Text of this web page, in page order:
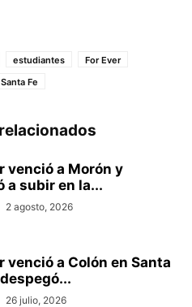
estudiantes
For Ever
Santa Fe
venció a Morón y
a subir en la...
2 agosto, 2026
venció a Colón en Santa
26 julio, 2026